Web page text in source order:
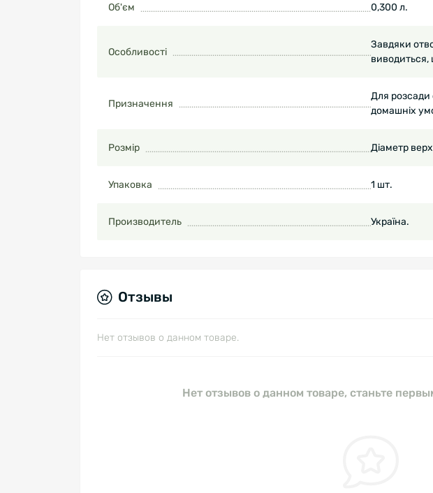
Об'єм 0,300 л.
Особливості
Завдяки
виводиться,
Призначення
Для розсади
домашніх
Розмір Діаметр
Упаковка 1 шт.
Производитель Україна.
Отзывы
Нет отзывов о данном товаре.
Нет отзывов о данном товаре, станьте